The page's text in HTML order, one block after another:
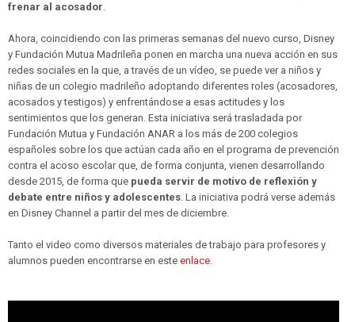
frenar al acosador.
Ahora, coincidiendo con las primeras semanas del nuevo curso, Disney
y Fundación Mutua Madrileña ponen en marcha una nueva acción en sus
redes sociales en la que, a través de un vídeo, se puede ver a niños y
niñas de un colegio madrileño adoptando diferentes roles (acosadores,
acosados y testigos) y enfrentándose a esas actitudes y los
sentimientos que los generan. Esta iniciativa será trasladada por
Fundación Mutua y Fundación ANAR a los más de 200 colegios
españoles sobre los que actúan cada año en el programa de prevención
contra el acoso escolar que, de forma conjunta, vienen desarrollando
desde 2015, de forma que pueda servir de motivo de reflexión y
debate entre niños y adolescentes. La iniciativa podrá verse además
en Disney Channel a partir del mes de diciembre.
Tanto el video como diversos materiales de trabajo para profesores y
alumnos pueden encontrarse en este enlace.